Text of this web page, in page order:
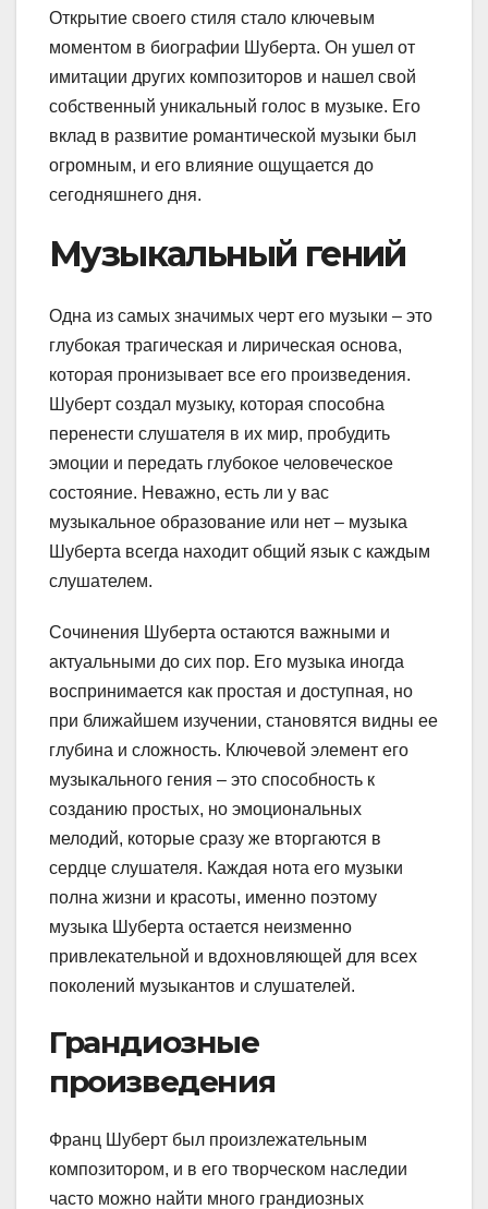
Открытие своего стиля стало ключевым
моментом в биографии Шуберта. Он ушел от
имитации других композиторов и нашел свой
собственный уникальный голос в музыке. Его
вклад в развитие романтической музыки был
огромным, и его влияние ощущается до
сегодняшнего дня.
Музыкальный гений
Одна из самых значимых черт его музыки – это
глубокая трагическая и лирическая основа,
которая пронизывает все его произведения.
Шуберт создал музыку, которая способна
перенести слушателя в их мир, пробудить
эмоции и передать глубокое человеческое
состояние. Неважно, есть ли у вас
музыкальное образование или нет – музыка
Шуберта всегда находит общий язык с каждым
слушателем.
Сочинения Шуберта остаются важными и
актуальными до сих пор. Его музыка иногда
воспринимается как простая и доступная, но
при ближайшем изучении, становятся видны ее
глубина и сложность. Ключевой элемент его
музыкального гения – это способность к
созданию простых, но эмоциональных
мелодий, которые сразу же вторгаются в
сердце слушателя. Каждая нота его музыки
полна жизни и красоты, именно поэтому
музыка Шуберта остается неизменно
привлекательной и вдохновляющей для всех
поколений музыкантов и слушателей.
Грандиозные
произведения
Франц Шуберт был произлежательным
композитором, и в его творческом наследии
часто можно найти много грандиозных